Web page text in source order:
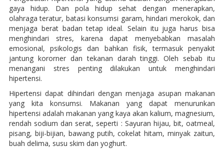
gaya hidup. Dan pola hidup sehat dengan menerapkan,
olahraga teratur, batasi konsumsi garam, hindari merokok, dan
menjaga berat badan tetap ideal. Selain itu juga harus bisa
menghindari stres, karena dapat menyebabkan masalah
emosional, psikologis dan bahkan fisik, termasuk penyakit
jantung kororner dan tekanan darah tinggi. Oleh sebab itu
menangani stres penting dilakukan untuk menghindari
hipertensi.
Hipertensi dapat dihindari dengan menjaga asupan makanan
yang kita konsumsi. Makanan yang dapat menurunkan
hipertensi adalah makanan yang kaya akan kalium, magnesium,
rendah sodium dan serat, seperti : Sayuran hijau, bit, oatmeal,
pisang, biji-bijian, bawang putih, cokelat hitam, minyak zaitun,
buah delima, susu skim dan yoghurt.